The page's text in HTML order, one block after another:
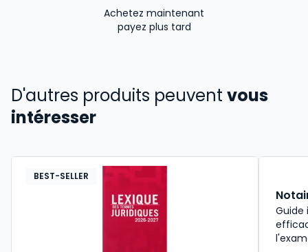
Achetez maintenant
payez plus tard
D'autres produits peuvent vous
intéresser
BEST-SELLER
Guide